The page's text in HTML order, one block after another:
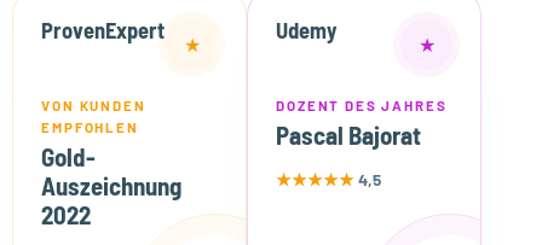
ProvenExpert
★
VON KUNDEN
EMPFOHLEN
Gold-
Auszeichnung
2022
Udemy
★
DOZENT DES JAHRES
Pascal Bajorat
★★★★★4,5